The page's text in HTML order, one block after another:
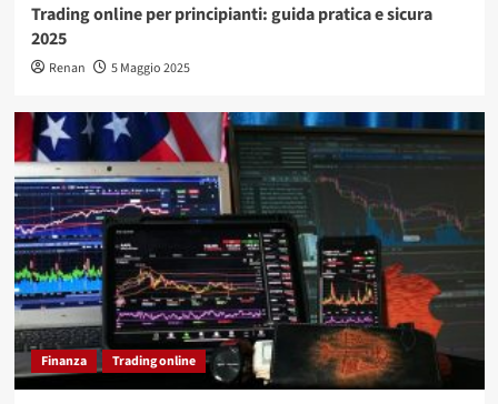
Trading online per principianti: guida pratica e sicura
2025
Renan 5 Maggio 2025
Finanza Trading online